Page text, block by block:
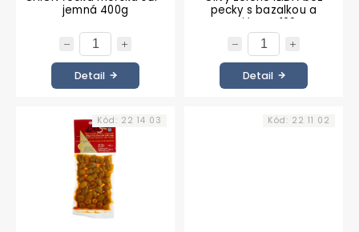
jemná 400g
Detail
pecky s bazalkou a
tymiánem 100 g
Detail
Kód: 22 14 03 Kód: 22 11 02